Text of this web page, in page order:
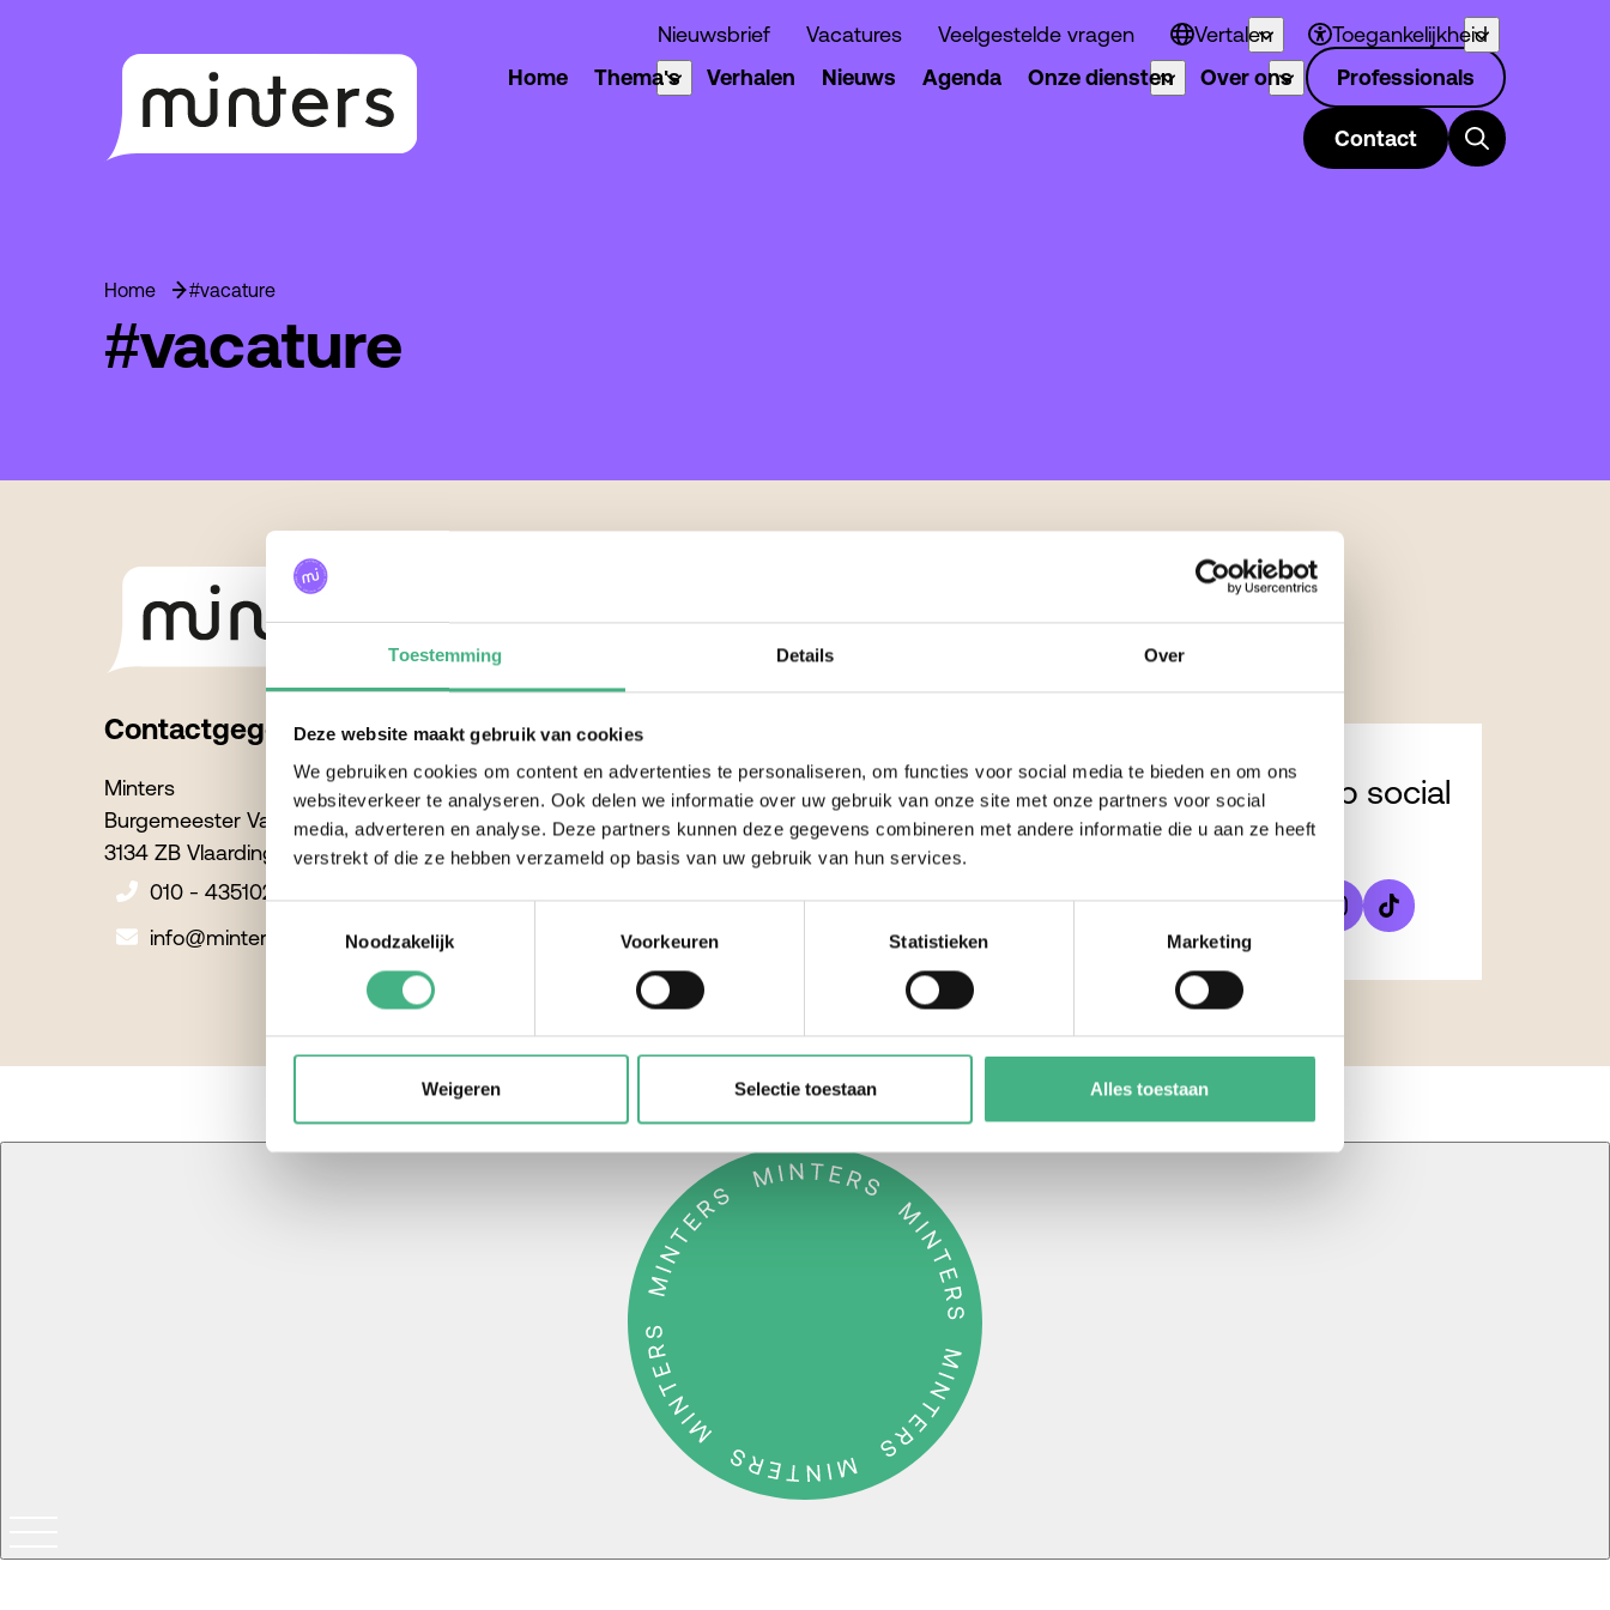
Toestemming Details Over
Deze website maakt gebruik van cookies
We gebruiken cookies om content en advertenties te personaliseren, om functies voor social media te bieden en om ons
websiteverkeer te analyseren. Ook delen we informatie over uw gebruik van onze site met onze partners voor social
media, adverteren en analyse. Deze partners kunnen deze gegevens combineren met andere informatie die u aan ze heeft
verstrekt of die ze hebben verzameld op basis van uw gebruik van hun services.
Noodzakelijk
Voorkeuren Statistieken Marketing
Weigeren Selectie toestaan Alles toestaan
Nieuwsbrief Vacatures Veelgestelde vragen Vertalen
Toegankelijkheid
Home
Thema's Verhalen Nieuws Agenda Onze diensten Over ons Professionals
Contact
#vacature
Home #vacature
Contactgegevens
Minters
Burgemeester Van Lierplein 51
3134 ZB Vlaardingen
010 - 4351022
info@minters.nl
Over ons
Nieuws
Agenda
Onze diensten
Volg ons ook op social
media
© 2026 Minters PrivacyverklaringContactANBI Cookie-instellingen